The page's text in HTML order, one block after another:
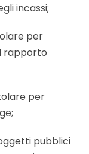
incassi;
per
rapporto
per
pubblici